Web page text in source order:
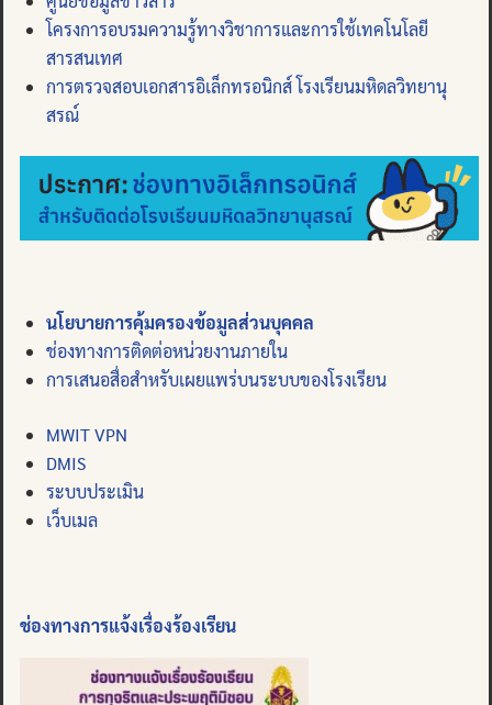
โครงการอบรมความรู้ทางวิชาการและการใช้เทคโนโลยี
สารสนเทศ
การตรวจสอบเอกสารอิเล็กทรอนิกส์ โรงเรียนมหิดลวิทยานุ
สรณ์
นโยบายการคุ้มครองข้อมูลส่วนบุคคล
ช่องทางการติดต่อหน่วยงานภายใน
การเสนอสื่อสำหรับเผยแพร่บนระบบของโรงเรียน
MWIT VPN
DMIS
ระบบประเมิน
เว็บเมล
ช่องทางการแจ้งเรื่องร้องเรียน